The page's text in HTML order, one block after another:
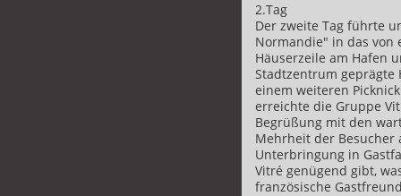
2.Tag
Der zweite Tag führte
Normandie" in das von
Häuserzeile am Hafen
Stadtzentrum
einem weiteren
erreichte die Gruppe
Begrüßung mit den
Mehrheit der Besucher
Unterbringung in
Vitré genügend gibt,
französische